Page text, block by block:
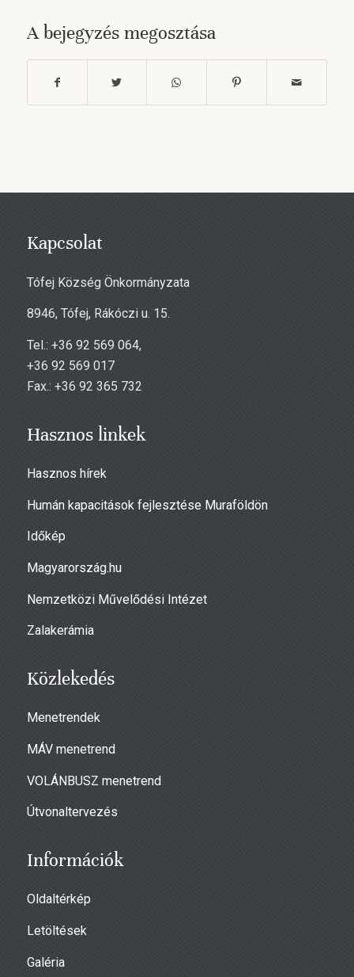
A bejegyzés megosztása
Kapcsolat
Tófej Község Önkormányzata
8946, Tófej, Rákóczi u. 15.
Tel.: +36 92 569 064,
+36 92 569 017
Fax.: +36 92 365 732
Hasznos linkek
Hasznos hírek
Humán kapacitások fejlesztése Muraföldön
Időkép
Magyarország.hu
Nemzetközi Művelődési Intézet
Zalakerámia
Közlekedés
Menetrendek
MÁV menetrend
VOLÁNBUSZ menetrend
Útvonaltervezés
Információk
Oldaltérkép
Letöltések
Galéria